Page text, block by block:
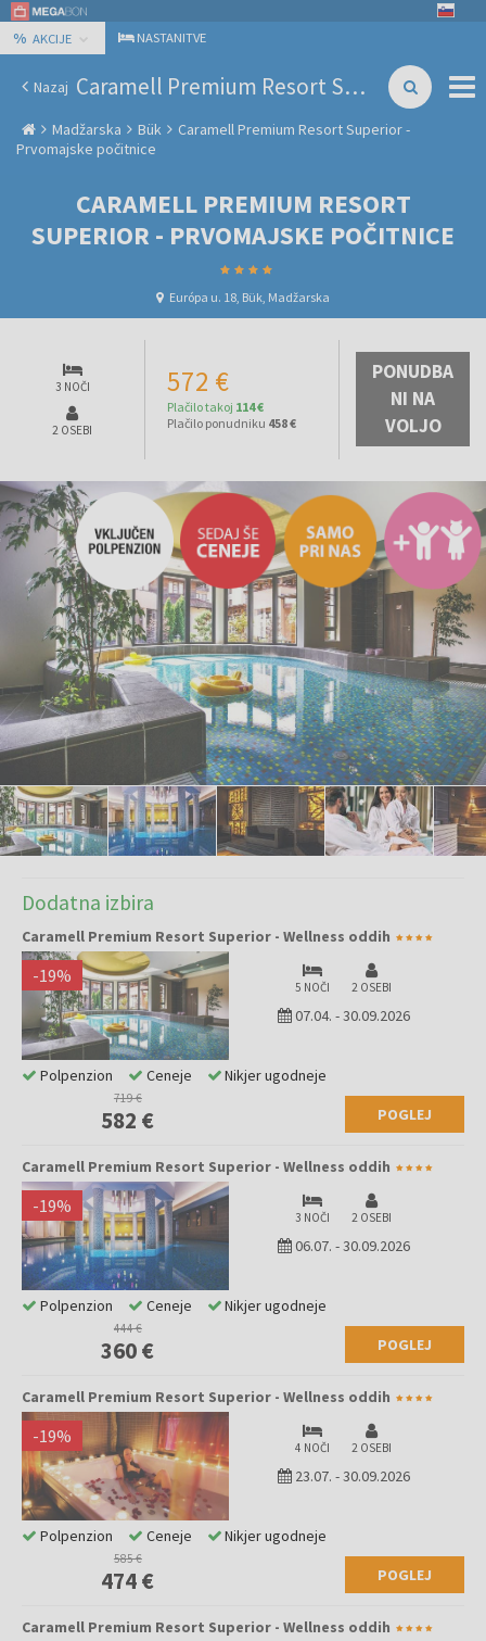
% AKCIJE NASTANITVE
Nazaj Caramell Premium Resort Superior - Prvomajske počitnice
Madžarska Bük
Caramell Premium Resort Superior -
Prvomajske počitnice
CARAMELL PREMIUM RESORT
SUPERIOR - PRVOMAJSKE POČITNICE
Európa u. 18, Bük, Madžarska
3 NOČI
2 OSEBI
572 €
Plačilo takoj 114 €
Plačilo ponudniku 458 €
PONUDBA
NI NA
VOLJO
Dodatna izbira
Caramell Premium Resort Superior - Wellness oddih
-19% 5 NOČI 2 OSEBI
07.04. -30.09.2026
719 €
582 € POGLEJ
Polpenzion Ceneje Nikjer ugodneje
Caramell Premium Resort Superior - Wellness oddih
-19% 3 NOČI 2 OSEBI
06.07. -30.09.2026
444 €
360 € POGLEJ
Polpenzion Ceneje Nikjer ugodneje
Caramell Premium Resort Superior - Wellness oddih
-19% 4 NOČI 2 OSEBI
23.07. -30.09.2026
585 €
474 € POGLEJ
Polpenzion Ceneje Nikjer ugodneje
Caramell Premium Resort Superior - Wellness oddih